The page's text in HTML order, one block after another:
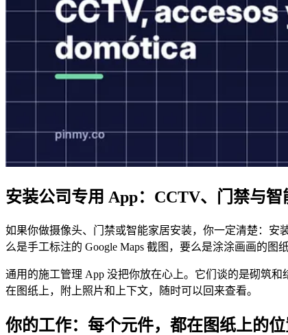
安装公司专用 App：CCTV、门禁与智
如果你做摄像头、门禁或智能家居安装，你一定清楚：
么是手工标注的 Google Maps 截图，要么是涂涂画画的图
通用的施工管理 App 没把你放在心上。它们谈的是砌筑
在图纸上，附上照片和上下文，随时可以回来查看。
你的工作：每个元件，都在图纸上的